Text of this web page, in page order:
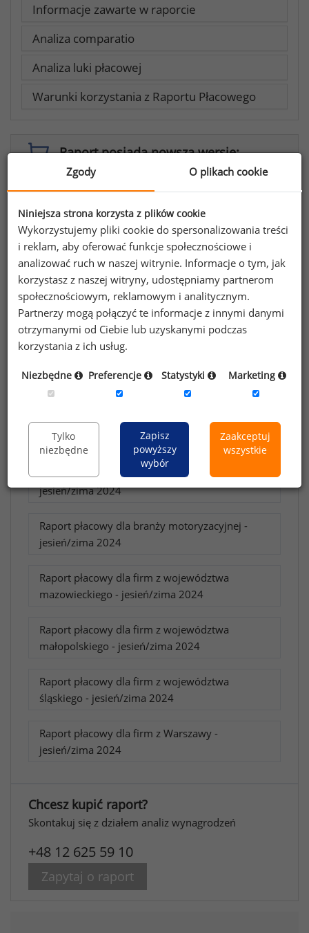
Informacje zawarte w raporcie
Analiza comparatio
Analiza luki płacowej
Warunki korzystania z Raportu Płacowego
Raport posiada nowszą wersję:
Raport płacowy dla firm handlowych - wiosna/lato
2026
Raport dostępny również w innych wersjach:
Kompleksowy raport płacowy - jesień/zima
2024
Raport płacowy dla firm produkcyjnych -
jesień/zima 2024
Raport płacowy dla branży IT - jesień/zima 2024
Raport płacowy dla branży spożywczej -
jesień/zima 2024
Raport płacowy dla branży motoryzacyjnej -
jesień/zima 2024
Raport płacowy dla firm z województwa
mazowieckiego - jesień/zima 2024
Raport płacowy dla firm z województwa
małopolskiego - jesień/zima 2024
Raport płacowy dla firm z województwa
śląskiego - jesień/zima 2024
Raport płacowy dla firm z Warszawy -
jesień/zima 2024
Chcesz kupić raport?
Skontakuj się z działem analiz wynagrodzeń
+48 12 625 59 10
Zapytaj o raport
Zgody O plikach cookie
Niniejsza strona korzysta z plików cookie
Wykorzystujemy pliki cookie do spersonalizowania treści
i reklam, aby oferować funkcje społecznościowe i
analizować ruch w naszej witrynie. Informacje o tym, jak
korzystasz z naszej witryny, udostępniamy partnerom
społecznościowym, reklamowym i analitycznym.
Partnerzy mogą połączyć te informacje z innymi danymi
otrzymanymi od Ciebie lub uzyskanymi podczas
korzystania z ich usług.
Niezbędne Preferencje Statystyki Marketing
Tylko
niezbędne
Zapisz
powyższy
wybór
Zaakceptuj
wszystkie